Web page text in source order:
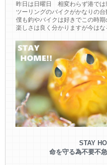
昨日は日曜日 相変わらず港では
ツーリングのバイクがかなりの台
僕も釣やバイクは好きでこの時
楽しさは良く分かりますが今は
STAY
命を守る為不要不